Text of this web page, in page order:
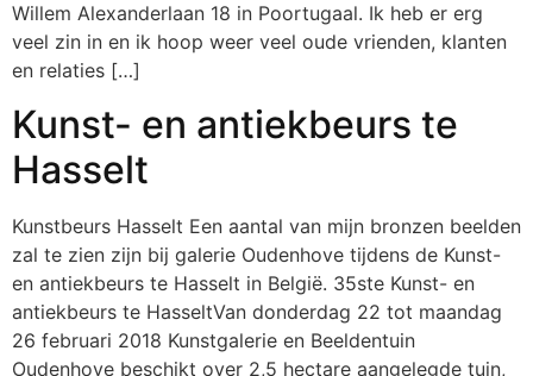
Willem Alexanderlaan 18 in Poortugaal. Ik heb er erg
veel zin in en ik hoop weer veel oude vrienden, klanten
en relaties […]
Kunst- en antiekbeurs te
Hasselt
Kunstbeurs Hasselt Een aantal van mijn bronzen beelden
zal te zien zijn bij galerie Oudenhove tijdens de Kunst-
en antiekbeurs te Hasselt in België. 35ste Kunst- en
antiekbeurs te HasseltVan donderdag 22 tot maandag
26 februari 2018 Kunstgalerie en Beeldentuin
Oudenhove beschikt over 2,5 hectare aangelegde tuin,